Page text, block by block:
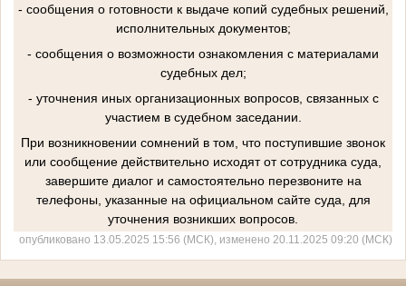
- сообщения о готовности к выдаче копий судебных решений,
исполнительных документов;
- сообщения о возможности ознакомления с материалами
судебных дел;
- уточнения иных организационных вопросов, связанных с
участием в судебном заседании.
При возникновении сомнений в том, что поступившие звонок
или сообщение действительно исходят от сотрудника суда,
завершите диалог и самостоятельно перезвоните на
телефоны, указанные на официальном сайте суда, для
уточнения возникших вопросов.
опубликовано 13.05.2025 15:56 (МСК), изменено 20.11.2025 09:20 (МСК)